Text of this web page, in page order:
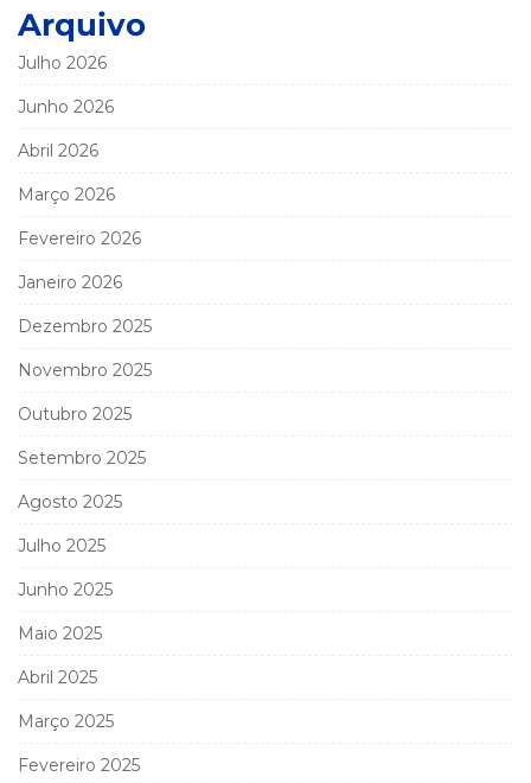
Arquivo
Julho 2026
Junho 2026
Abril 2026
Março 2026
Fevereiro 2026
Janeiro 2026
Dezembro 2025
Novembro 2025
Outubro 2025
Setembro 2025
Agosto 2025
Julho 2025
Junho 2025
Maio 2025
Abril 2025
Março 2025
Fevereiro 2025